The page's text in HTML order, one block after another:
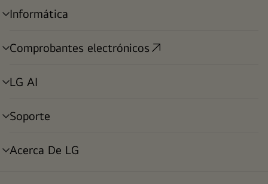
Informática
alternar
Comprobantes electrónicos
alternar
LG AI
alternar
Soporte
alternar
Acerca De LG
alternar